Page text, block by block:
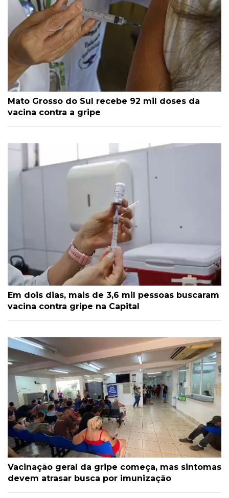
Mato Grosso do Sul recebe 92 mil doses da
vacina contra a gripe
Em dois dias, mais de 3,6 mil pessoas buscaram
vacina contra gripe na Capital
Vacinação geral da gripe começa, mas sintomas
devem atrasar busca por imunização